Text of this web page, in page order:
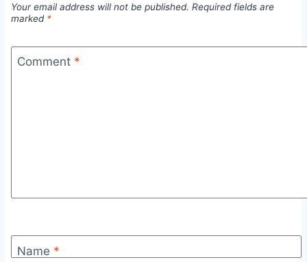
Your email address will not be published. Required fields are
marked *
Comment *
Name *